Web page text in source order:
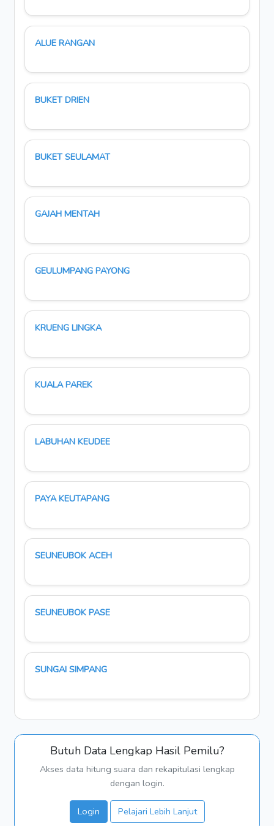
ALUE RANGAN
BUKET DRIEN
BUKET SEULAMAT
GAJAH MENTAH
GEULUMPANG PAYONG
KRUENG LINGKA
KUALA PAREK
LABUHAN KEUDEE
PAYA KEUTAPANG
SEUNEUBOK ACEH
SEUNEUBOK PASE
SUNGAI SIMPANG
Butuh Data Lengkap Hasil Pemilu?
Akses data hitung suara dan rekapitulasi lengkap
dengan login.
Login Pelajari Lebih Lanjut